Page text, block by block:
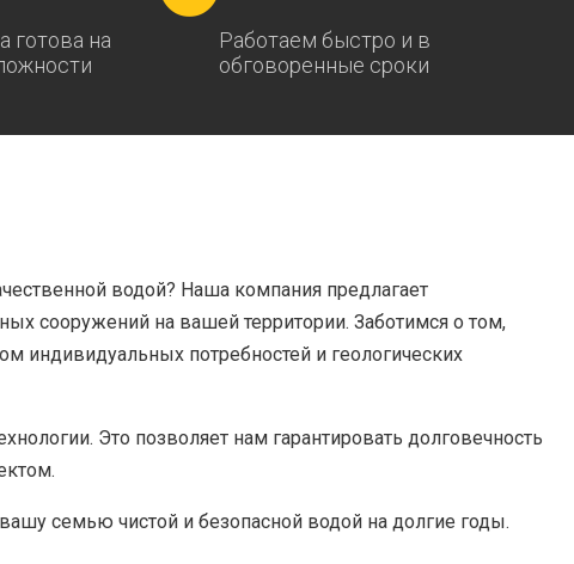
готова на
Работаем быстро и в
обговоренные сроки
водой? Наша компания предлагает
сооружений на вашей территории. Заботимся о том,
индивидуальных потребностей и геологических
Это позволяет нам гарантировать долговечность
семью чистой и безопасной водой на долгие годы.